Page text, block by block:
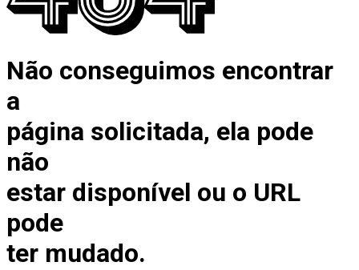
Não conseguimos encontrar
a
página solicitada, ela pode
não
estar disponível ou o URL
pode
ter mudado.